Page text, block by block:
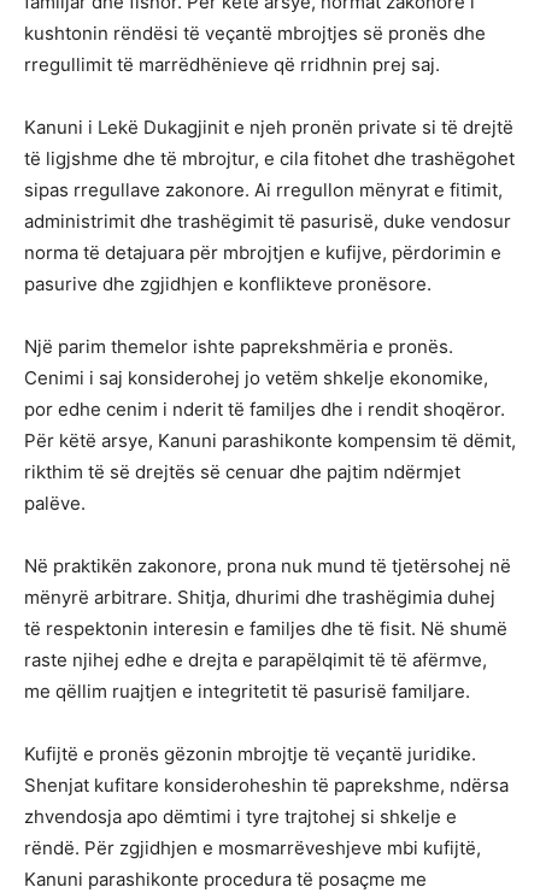
kushtonin rëndësi të veçantë mbrojtjes së pronës dhe
rregullimit të marrëdhënieve që rridhnin prej saj.
Kanuni i Lekë Dukagjinit e njeh pronën private si të drejtë
të ligjshme dhe të mbrojtur, e cila fitohet dhe trashëgohet
sipas rregullave zakonore. Ai rregullon mënyrat e fitimit,
administrimit dhe trashëgimit të pasurisë, duke vendosur
norma të detajuara për mbrojtjen e kufijve, përdorimin e
pasurive dhe zgjidhjen e konflikteve pronësore.
Një parim themelor ishte paprekshmëria e pronës.
Cenimi i saj konsiderohej jo vetëm shkelje ekonomike,
por edhe cenim i nderit të familjes dhe i rendit shoqëror.
Për këtë arsye, Kanuni parashikonte kompensim të dëmit,
rikthim të së drejtës së cenuar dhe pajtim ndërmjet
palëve.
Në praktikën zakonore, prona nuk mund të tjetërsohej në
mënyrë arbitrare. Shitja, dhurimi dhe trashëgimia duhej
të respektonin interesin e familjes dhe të fisit. Në shumë
raste njihej edhe e drejta e parapëlqimit të të afërmve,
me qëllim ruajtjen e integritetit të pasurisë familjare.
Kufijtë e pronës gëzonin mbrojtje të veçantë juridike.
Shenjat kufitare konsideroheshin të paprekshme, ndërsa
zhvendosja apo dëmtimi i tyre trajtohej si shkelje e
rëndë. Për zgjidhjen e mosmarrëveshjeve mbi kufijtë,
Kanuni parashikonte procedura të posaçme me